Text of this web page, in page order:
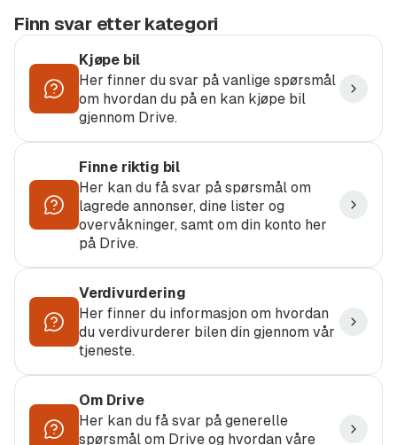
Finn svar etter kategori
Kjøpe bil
Her finner du svar på vanlige spørsmål
om hvordan du på en kan kjøpe bil
gjennom Drive.
Finne riktig bil
Her kan du få svar på spørsmål om
lagrede annonser, dine lister og
overvåkninger, samt om din konto her
på Drive.
Verdivurdering
Her finner du informasjon om hvordan
du verdivurderer bilen din gjennom vår
tjeneste.
Om Drive
Her kan du få svar på generelle
spørsmål om Drive og hvordan våre